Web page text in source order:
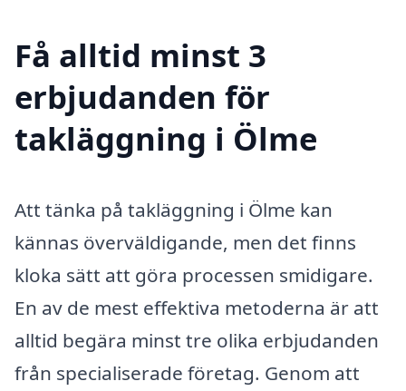
Få alltid minst 3
erbjudanden för
takläggning i Ölme
Att tänka på takläggning i Ölme kan
kännas överväldigande, men det finns
kloka sätt att göra processen smidigare.
En av de mest effektiva metoderna är att
alltid begära minst tre olika erbjudanden
från specialiserade företag. Genom att